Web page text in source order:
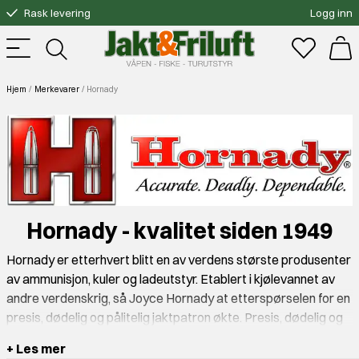
Rask levering
Gratis bytte
Fri frakt over 3000.-
Logg inn
Hjem Merkevarer Hornady
Hornady - kvalitet siden 1949
Hornady er etterhvert blitt en av verdens største produsenter
av ammunisjon, kuler og ladeutstyr. Etablert i kjølevannet av
andre verdenskrig, så Joyce Hornady at etterspørselen for en
presis, dødelig og pålitelig jaktpatron økte. Presis, dødelig og
+ Les mer